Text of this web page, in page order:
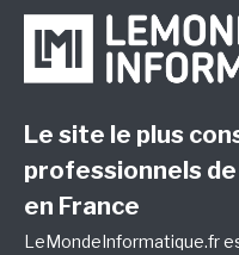
Le site le plus
professionnels de
en France
LeMondeInformatique.fr